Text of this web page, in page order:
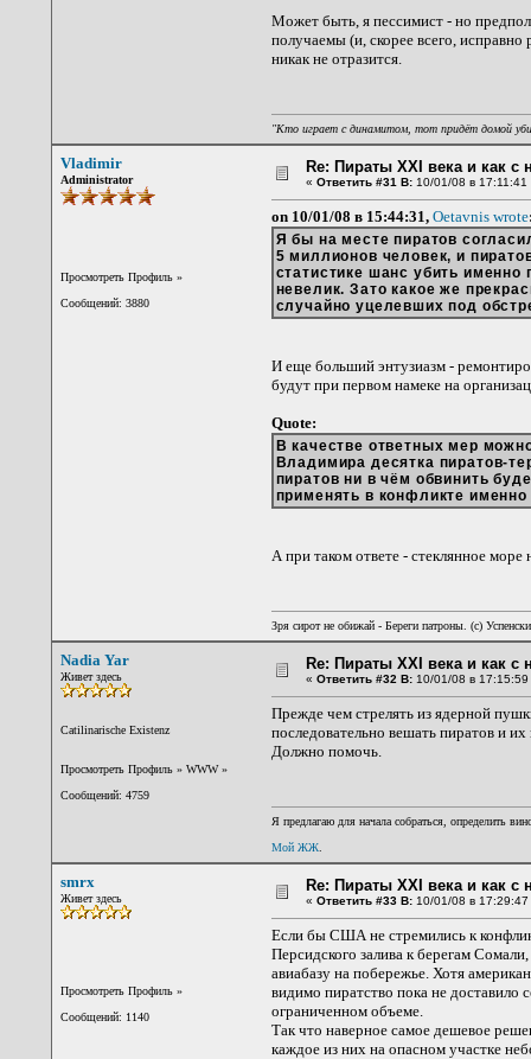
Может быть, я пессимист - но
получаемы (и, скорее всего,
никак не отразится.
"Кто играет с динамитом, тот придёт домой
Vladimir
Administrator
Просмотреть Профиль»
Сообщений: 3880
Re: Пираты XXI века и как с
« Ответить #31 В:10/01/08 в 17:11:41
on 10/01/08 в 15:44:31, Oetavnis wrote
Я бы на месте пиратов
5 миллионов человек, и
статистике шанс убить именно
невелик. Зато какое же
случайно уцелевших под
И еще больший энтузиазм -
будут при первом намеке на
Quote:
В качестве ответных мер
Владимира десятка пиратов-
пиратов ни в чём обвинить
применять в конфликте именно
А при таком ответе - стеклянное море
Зря сирот не обижай - Береги патроны. (c)
Nadia Yar
Живет здесь
Catilinarische Existenz
Просмотреть Профиль» WWW»
Сообщений: 4759
Re: Пираты XXI века и как с
« Ответить #32 В:10/01/08 в 17:15:59
Прежде чем стрелять из ядерной
последовательно вешать пиратов и
Должно помочь.
Я предлагаю для начала собраться, определить
Мой ЖЖ.
smrx
Живет здесь
Просмотреть Профиль»
Сообщений: 1140
Re: Пираты XXI века и как с
« Ответить #33 В:10/01/08 в 17:29:47
Если бы США не стремились к
Персидского залива к берегам
авиабазу на побережье. Хотя
видимо пиратство пока не
ограниченном объеме.
Так что наверное самое дешевое
каждое из них на опасном участке